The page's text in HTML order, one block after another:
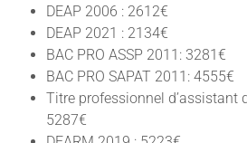
DEAP 2006 : 2612€
DEAP 2021 : 2134€
BAC PRO ASSP 2011: 3281€
BAC PRO SAPAT 2011: 4555€
Titre professionnel d’assistant
5287€